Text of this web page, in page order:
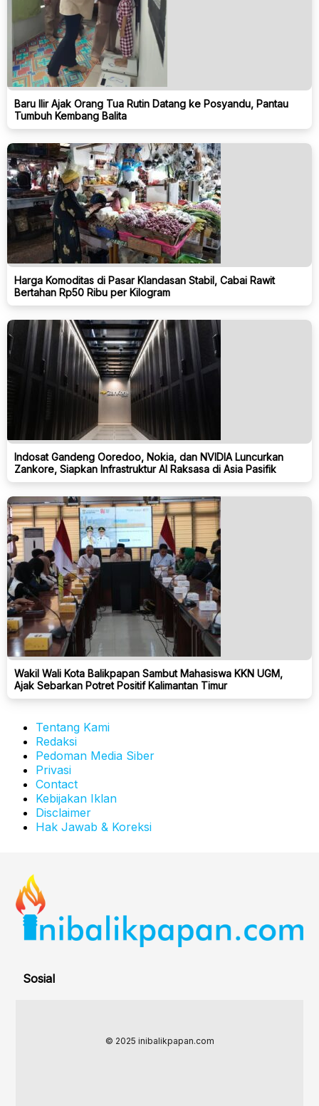
Baru Ilir Ajak Orang Tua Rutin Datang ke Posyandu, Pantau
Tumbuh Kembang Balita
Harga Komoditas di Pasar Klandasan Stabil, Cabai Rawit
Bertahan Rp50 Ribu per Kilogram
Indosat Gandeng Ooredoo, Nokia, dan NVIDIA Luncurkan
Zankore, Siapkan Infrastruktur AI Raksasa di Asia Pasifik
Wakil Wali Kota Balikpapan Sambut Mahasiswa KKN UGM,
Ajak Sebarkan Potret Positif Kalimantan Timur
Tentang Kami
Redaksi
Pedoman Media Siber
Privasi
Contact
Kebijakan Iklan
Disclaimer
Hak Jawab & Koreksi
Sosial
© 2025 inibalikpapan.com